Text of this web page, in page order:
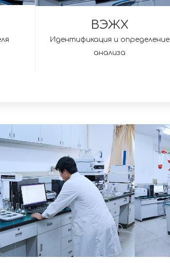
ВЭЖХ
Идентификация и определение
анализа